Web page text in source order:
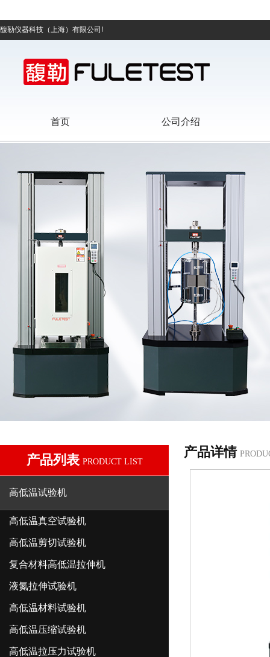
馥勒仪器科技（上海）有限公司!
首页 公司介绍
产品列表 PRODUCT LIST
高低温试验机
高低温真空试验机
高低温剪切试验机
复合材料高低温拉伸机
液氮拉伸试验机
高低温材料试验机
高低温压缩试验机
高低温拉压力试验机
产品详情